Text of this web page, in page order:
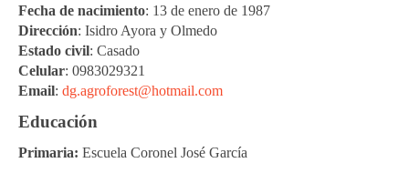
Fecha de nacimiento: 13 de enero de 1987
Dirección: Isidro Ayora y Olmedo
Estado civil: Casado
Celular: 0983029321
Email: dg.agroforest@hotmail.com
Educación
Primaria: Escuela Coronel José García